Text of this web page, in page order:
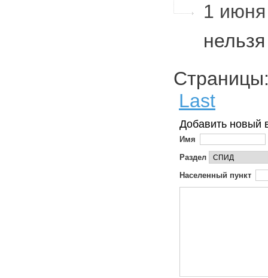
1
Last
Добавить новый
Имя
Раздел
Населенный пункт